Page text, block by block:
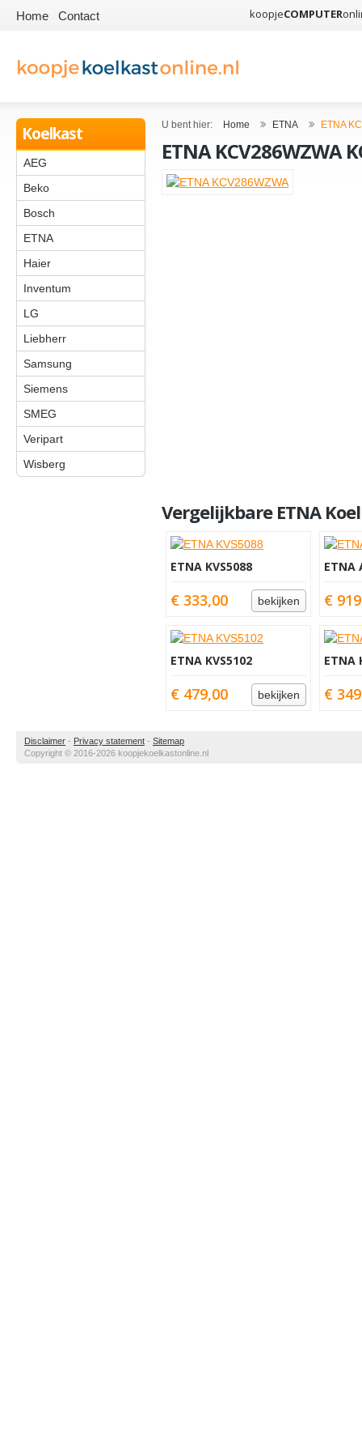
Home Contact koopjeCOMPUTER
Koelkast
AEG
Beko
Bosch
ETNA
Haier
Inventum
LG
Liebherr
Samsung
Siemens
SMEG
Veripart
Wisberg
U bent hier: Home ETNA ETNA
ETNA KCV286WZWA
Vergelijkbare ETNA
ETNA KVS5088
€ 333,00 bekijken
ETNA
€
ETNA KVS5102
€ 479,00 bekijken
ETNA
€
Disclaimer - Privacy statement - Sitemap
Copyright © 2016-2026 koopjekoelkastonline.nl